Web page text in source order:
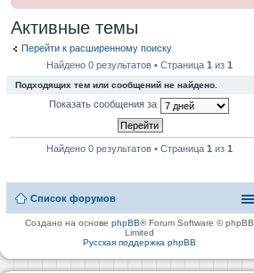
Активные темы
Перейти к расширенному поиску
Найдено 0 результатов • Страница1 из1
Подходящих тем или сообщений не найдено.
Показать сообщения за
Найдено 0 результатов • Страница1 из1
Список форумов
Создано на основеphpBB® Forum Software © phpBB
Limited
Русская поддержка phpBB